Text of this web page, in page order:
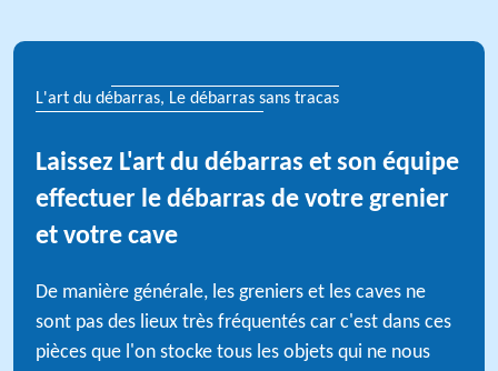
L'art du débarras, Le débarras sans tracas
Laissez L'art du débarras et son équipe
effectuer le débarras de votre grenier
et votre cave
De manière générale, les greniers et les caves ne
sont pas des lieux très fréquentés car c'est dans ces
pièces que l'on stocke tous les objets qui ne nous